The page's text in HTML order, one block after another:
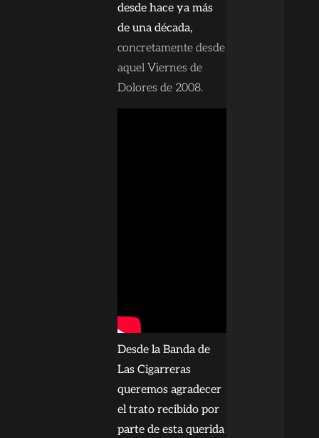
desde hace ya más
de una década,
concretamente desde
aquel Viernes de
Dolores de 2008.
Desde la Banda de
Las Cigarreras
queremos agradecer
el trato recibido por
parte de esta querida